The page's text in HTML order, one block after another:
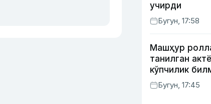
учирди
Бугун, 17:58
Машҳур
танилган
кўпчилик
образлари
Бугун, 17:45